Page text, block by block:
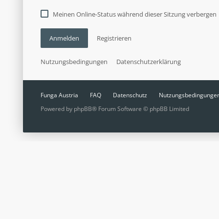
Meinen Online-Status während dieser Sitzung verbergen
Anmelden Registrieren
Nutzungsbedingungen Datenschutzerklärung
Funga Austria FAQ Datenschutz
Powered by phpBB® Forum Software © phpBB Limited